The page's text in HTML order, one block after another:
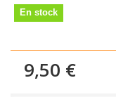
En stock
9,50 €